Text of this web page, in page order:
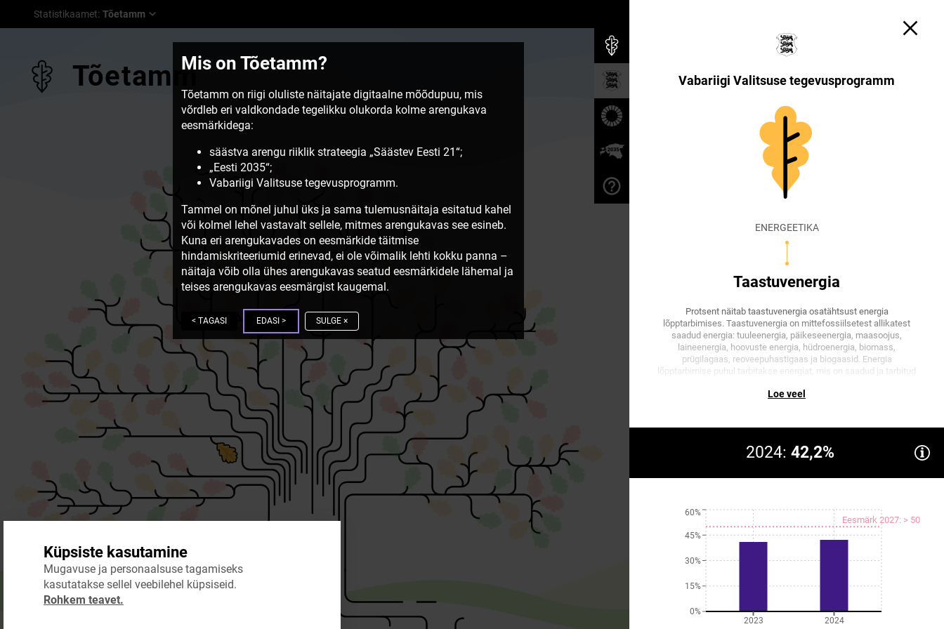
Statistikaamet: Tõetamm
Vabariigi Valitsuse tegevusprogramm
ENERGEETIKA
Taastuvenergia
Protsent näitab taastuvenergia osatähtsust energia
lõpptarbimises. Taastuvenergia on mittefossiilsetest allikatest
saadud energia: tuuleenergia, päikeseenergia, maasoojus,
laineenergia, hoovuste energia, hüdroenergia, biomass,
prügilagaas, reoveepuhastigaas ja biogaasid. Energia
lõpptarbimise puhul tarbitakse energiat, mis on saadud ja tarbitud
(elektrienergia, soojus, kütus). Lõpptarbimisse ei arvestata
Näitaja on kaEesti 2035 strateegiajasäästva arengu strateegia
Loe veel
2024: 42,2%
Eesmärk 2027: > 50
0%
15%
30%
45%
60%
2023 2024
Tõetamm
Küpsiste kasutamine
Mugavuse ja personaalsuse tagamiseks
kasutatakse sellel veebilehel küpsiseid.
Rohkem teavet.
Mis on Tõetamm?
Tõetamm on riigi oluliste näitajate digitaalne mõõdupuu, mis
võrdleb eri valdkondade tegelikku olukorda kolme arengukava
eesmärkidega:
säästva arengu riiklik strateegia „Säästev Eesti 21“;
„Eesti 2035“;
Vabariigi Valitsuse tegevusprogramm.
Tammel on mõnel juhul üks ja sama tulemusnäitaja esitatud kahel
või kolmel lehel vastavalt sellele, mitmes arengukavas see esineb.
Kuna eri arengukavades on eesmärkide täitmise
hindamiskriteeriumid erinevad, ei ole võimalik lehti kokku panna –
näitaja võib olla ühes arengukavas seatud eesmärkidele lähemal ja
teises arengukavas eesmärgist kaugemal.
< TAGASI EDASI > SULGE ×